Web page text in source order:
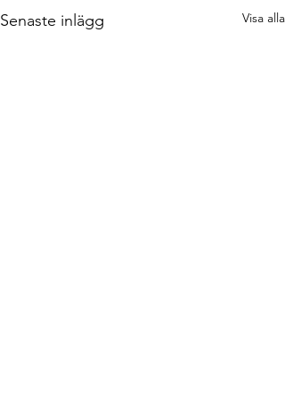
Senaste inlägg Visa alla